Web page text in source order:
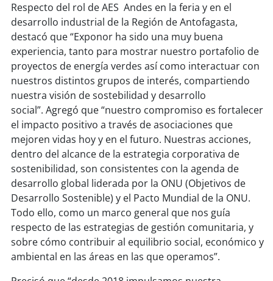
Respecto del rol de AES Andes en la feria y en el
desarrollo industrial de la Región de Antofagasta,
destacó que “Exponor ha sido una muy buena
experiencia, tanto para mostrar nuestro portafolio de
proyectos de energía verdes así como interactuar con
nuestros distintos grupos de interés, compartiendo
nuestra visión de sostebilidad y desarrollo
social”. Agregó que “nuestro compromiso es fortalecer
el impacto positivo a través de asociaciones que
mejoren vidas hoy y en el futuro. Nuestras acciones,
dentro del alcance de la estrategia corporativa de
sostenibilidad, son consistentes con la agenda de
desarrollo global liderada por la ONU (Objetivos de
Desarrollo Sostenible) y el Pacto Mundial de la ONU.
Todo ello, como un marco general que nos guía
respecto de las estrategias de gestión comunitaria, y
sobre cómo contribuir al equilibrio social, económico y
ambiental en las áreas en las que operamos”.